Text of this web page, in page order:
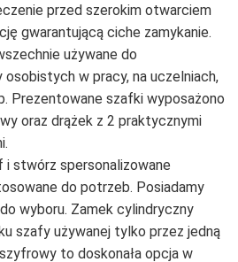
przed szerokim otwarciem
gwarantującą ciche zamykanie.
używane do
w pracy, na uczelniach,
Prezentowane szafki wyposażono
oraz drążek z 2 praktycznymi
i stwórz spersonalizowane
do potrzeb. Posiadamy
wyboru. Zamek cylindryczny
szafy używanej tylko przez jedną
to doskonała opcja w